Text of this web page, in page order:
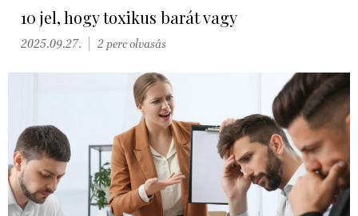
10 jel, hogy toxikus barát vagy
2025.09.27. 2 perc olvasás